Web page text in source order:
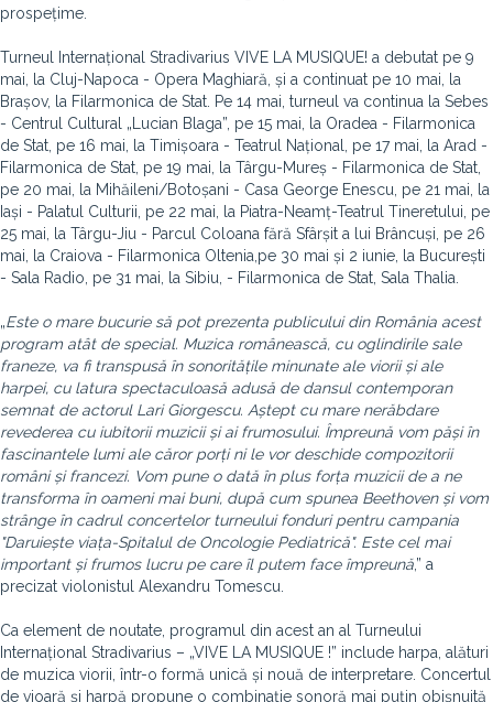
prospețime.
Turneul Internațional Stradivarius VIVE LA MUSIQUE! a debutat pe 9
mai, la Cluj-Napoca - Opera Maghiară, și a continuat pe 10 mai, la
Brașov, la Filarmonica de Stat. Pe 14 mai, turneul va continua la Sebes
- Centrul Cultural „Lucian Blaga”, pe 15 mai, la Oradea - Filarmonica
de Stat, pe 16 mai, la Timișoara - Teatrul Național, pe 17 mai, la Arad -
Filarmonica de Stat, pe 19 mai, la Târgu-Mureș - Filarmonica de Stat,
pe 20 mai, la Mihăileni/Botoșani - Casa George Enescu, pe 21 mai, la
Iași - Palatul Culturii, pe 22 mai, la Piatra-Neamț-Teatrul Tineretului, pe
25 mai, la Târgu-Jiu - Parcul Coloana fără Sfârșit a lui Brâncuși, pe 26
mai, la Craiova - Filarmonica Oltenia,pe 30 mai și 2 iunie, la București
- Sala Radio, pe 31 mai, la Sibiu, - Filarmonica de Stat, Sala Thalia.
„Este o mare bucurie să pot prezenta publicului din România acest
program atât de special. Muzica românească, cu oglindirile sale
franeze, va fi transpusă în sonoritățile minunate ale viorii și ale
harpei, cu latura spectaculoasă adusă de dansul contemporan
semnat de actorul Lari Giorgescu. Aștept cu mare nerăbdare
revederea cu iubitorii muzicii și ai frumosului. Împreună vom păși în
fascinantele lumi ale căror porți ni le vor deschide compozitorii
români și francezi. Vom pune o dată în plus forța muzicii de a ne
transforma în oameni mai buni, după cum spunea Beethoven și vom
strânge în cadrul concertelor turneului fonduri pentru campania
"Daruiește viața-Spitalul de Oncologie Pediatrică". Este cel mai
important și frumos lucru pe care îl putem face împreună,” a
precizat violonistul Alexandru Tomescu.
Ca element de noutate, programul din acest an al Turneului
Internațional Stradivarius – „VIVE LA MUSIQUE !” include harpa, alături
de muzica viorii, într-o formă unică și nouă de interpretare. Concertul
de vioară și harpă propune o combinație sonoră mai puțin obișnuită